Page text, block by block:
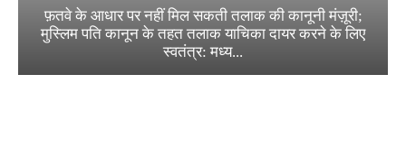
फ़तवे के आधार पर नहीं मिल सकती तलाक की कानूनी मंज़ूरी;
मुस्लिम पति कानून के तहत तलाक याचिका दायर करने के लिए
स्वतंत्र: मध्य...